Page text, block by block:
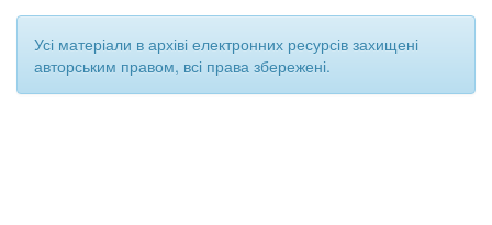
Усі матеріали в архіві електронних ресурсів захищені
авторським правом, всі права збережені.